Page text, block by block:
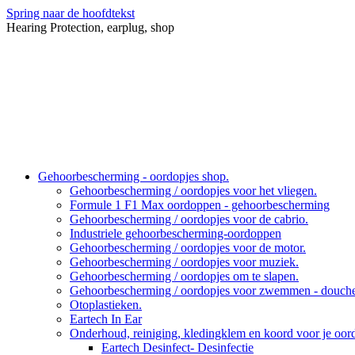
Spring naar de hoofdtekst
Hearing Protection, earplug, shop
Gehoorbescherming - oordopjes shop.
Gehoorbescherming / oordopjes voor het vliegen.
Formule 1 F1 Max oordoppen - gehoorbescherming
Gehoorbescherming / oordopjes voor de cabrio.
Industriele gehoorbescherming-oordoppen
Gehoorbescherming / oordopjes voor de motor.
Gehoorbescherming / oordopjes voor muziek.
Gehoorbescherming / oordopjes om te slapen.
Gehoorbescherming / oordopjes voor zwemmen -
Otoplastieken.
Eartech In Ear
Onderhoud, reiniging, kledingklem en koord voor je
Eartech Desinfect- Desinfectie